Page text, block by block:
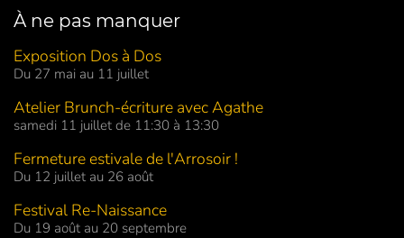
À ne pas manquer
Exposition Dos à Dos
Du 27 mai au 11 juillet
Atelier Brunch-écriture avec Agathe
samedi 11 juillet de 11:30 à 13:30
Fermeture estivale de l'Arrosoir !
Du 12 juillet au 26 août
Festival Re-Naissance
Du 19 août au 20 septembre